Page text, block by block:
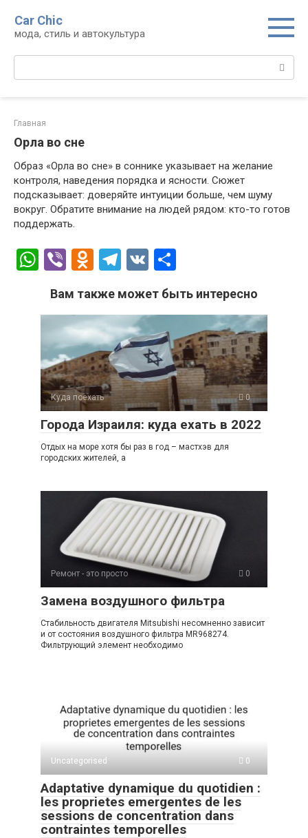
контенту
Car Chic
мода, стиль и автокультура
Поиск:
Главная
Орла во сне
Образ «Орла во сне» в соннике указывает на желание
контроля, наведения порядка и ясности. Сюжет
подсказывает: доверяйте интуиции больше, чем шуму
вокруг. Обратите внимание на людей рядом: кто-то готов
поддержать.
W
at
A
p
p
Vi
er
O
n
o
kl
a
ss
ni
ki
T
e
gr
a
m
V
п
а
в
и
ть
Вам также может быть интересно
Куда поехать 0
Города Израиля: куда ехать в 2022
Отдых на море хотя бы раз в год – мастхэв для
городских жителей, а
Ремонт - это просто 0
Замена воздушного фильтра
Стабильность двигателя Mitsubishi несомненно зависит
и от состояния воздушного фильтра MR968274.
Фильтрующий элемент необходимо
Uncategorised 0
Adaptative dynamique du quotidien :
les proprietes emergentes de les
sessions de concentration dans
contraintes temporelles